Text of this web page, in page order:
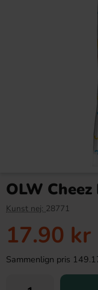
OLW
Kunst nej: 28771
17.90 kr
Sammenlign pris